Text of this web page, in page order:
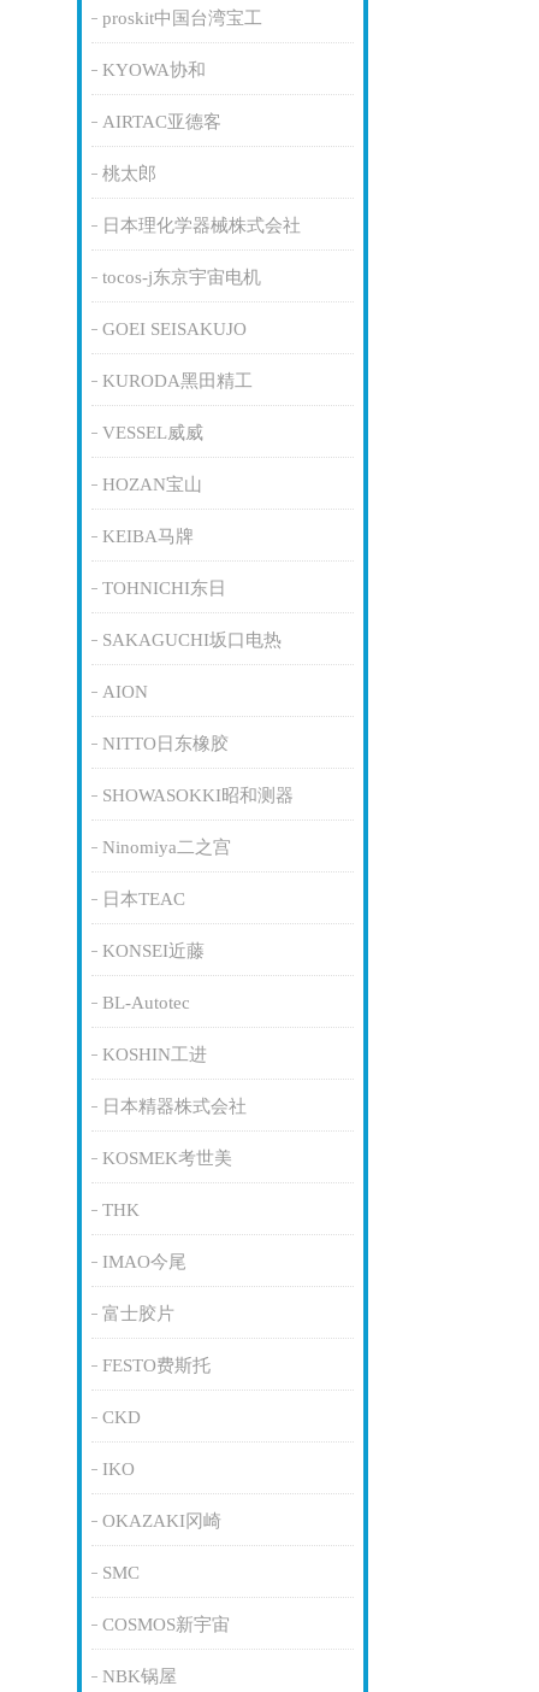
proskit中国台湾宝工
KYOWA协和
AIRTAC亚德客
桃太郎
日本理化学器械株式会社
tocos-j东京宇宙电机
GOEI SEISAKUJO
KURODA黑田精工
VESSEL威威
HOZAN宝山
KEIBA马牌
TOHNICHI东日
SAKAGUCHI坂口电热
AION
NITTO日东橡胶
SHOWASOKKI昭和测器
Ninomiya二之宫
日本TEAC
KONSEI近藤
BL-Autotec
KOSHIN工进
日本精器株式会社
KOSMEK考世美
THK
IMAO今尾
富士胶片
FESTO费斯托
CKD
IKO
OKAZAKI冈崎
SMC
COSMOS新宇宙
NBK锅屋